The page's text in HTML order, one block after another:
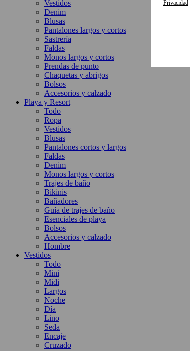
Privacidad
Vestidos
Denim
Blusas
Pantalones largos y cortos
Sastrería
Faldas
Monos largos y cortos
Prendas de punto
Chaquetas y abrigos
Bolsos
Accesorios y calzado
Playa y Resort
Todo
Ropa
Vestidos
Blusas
Pantalones cortos y largos
Faldas
Denim
Monos largos y cortos
Trajes de baño
Bikinis
Bañadores
Guía de trajes de baño
Esenciales de playa
Bolsos
Accesorios y calzado
Hombre
Vestidos
Todo
Mini
Midi
Largos
Noche
Día
Lino
Seda
Encaje
Cruzado